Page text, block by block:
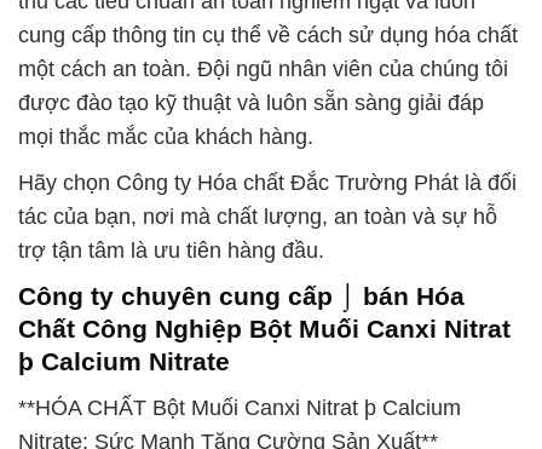
cung cấp thông tin cụ thể về cách sử dụng hóa chất
một cách an toàn. Đội ngũ nhân viên của chúng tôi
được đào tạo kỹ thuật và luôn sẵn sàng giải đáp
mọi thắc mắc của khách hàng.
Hãy chọn Công ty Hóa chất Đắc Trường Phát là đối
tác của bạn, nơi mà chất lượng, an toàn và sự hỗ
trợ tận tâm là ưu tiên hàng đầu.
Công ty chuyên cung cấp ⌡ bán Hóa
Chất Công Nghiệp Bột Muối Canxi Nitrat
þ Calcium Nitrate
**HÓA CHẤT Bột Muối Canxi Nitrat þ Calcium
Nitrate: Sức Mạnh Tăng Cường Sản Xuất**